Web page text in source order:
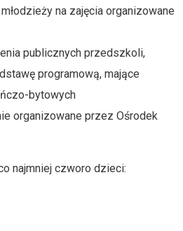
na zajęcia organizowane
publicznych przedszkoli,
programową, mające
bytowych
organizowane przez Ośrodek
najmniej czworo dzieci: